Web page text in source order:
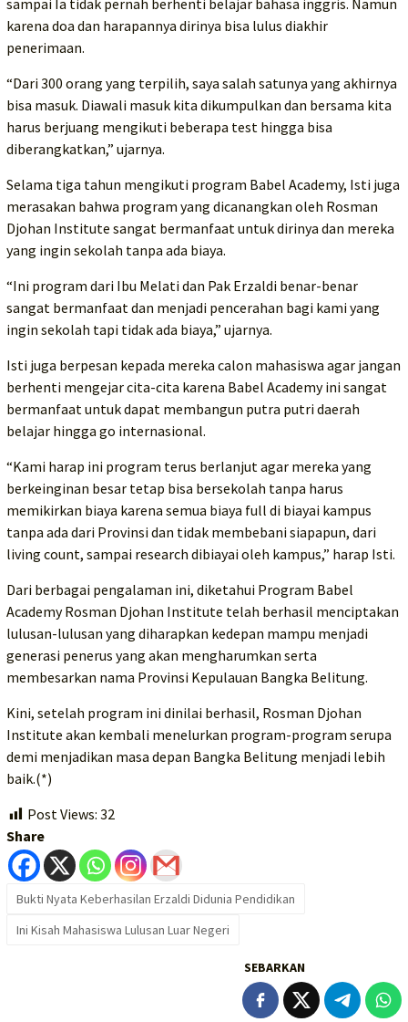
sampai Ia tidak pernah berhenti belajar bahasa inggris. Namun
karena doa dan harapannya dirinya bisa lulus diakhir
penerimaan.
“Dari 300 orang yang terpilih, saya salah satunya yang akhirnya
bisa masuk. Diawali masuk kita dikumpulkan dan bersama kita
harus berjuang mengikuti beberapa test hingga bisa
diberangkatkan,” ujarnya.
Selama tiga tahun mengikuti program Babel Academy, Isti juga
merasakan bahwa program yang dicanangkan oleh Rosman
Djohan Institute sangat bermanfaat untuk dirinya dan mereka
yang ingin sekolah tanpa ada biaya.
“Ini program dari Ibu Melati dan Pak Erzaldi benar-benar
sangat bermanfaat dan menjadi pencerahan bagi kami yang
ingin sekolah tapi tidak ada biaya,” ujarnya.
Isti juga berpesan kepada mereka calon mahasiswa agar jangan
berhenti mengejar cita-cita karena Babel Academy ini sangat
bermanfaat untuk dapat membangun putra putri daerah
belajar hingga go internasional.
“Kami harap ini program terus berlanjut agar mereka yang
berkeinginan besar tetap bisa bersekolah tanpa harus
memikirkan biaya karena semua biaya full di biayai kampus
tanpa ada dari Provinsi dan tidak membebani siapapun, dari
living count, sampai research dibiayai oleh kampus,” harap Isti.
Dari berbagai pengalaman ini, diketahui Program Babel
Academy Rosman Djohan Institute telah berhasil menciptakan
lulusan-lulusan yang diharapkan kedepan mampu menjadi
generasi penerus yang akan mengharumkan serta
membesarkan nama Provinsi Kepulauan Bangka Belitung.
Kini, setelah program ini dinilai berhasil, Rosman Djohan
Institute akan kembali menelurkan program-program serupa
demi menjadikan masa depan Bangka Belitung menjadi lebih
baik.(*)
Post Views: 32
Share
Bukti Nyata Keberhasilan Erzaldi Didunia Pendidikan
Ini Kisah Mahasiswa Lulusan Luar Negeri
SEBARKAN